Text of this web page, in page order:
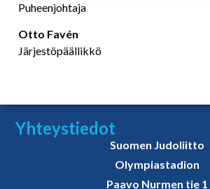
Puheenjohtaja
Otto Favén
Järjestöpäällikkö
Yhteystiedot
Suomen Judoliitto
Olympiastadion
Paavo Nurmen tie 1